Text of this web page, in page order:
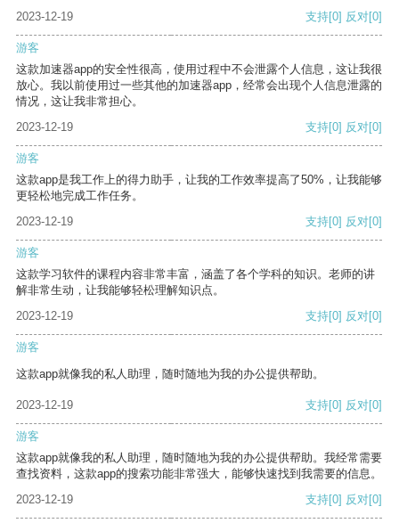
2023-12-19 支持[0] 反对[0]
游客
这款加速器app的安全性很高，使用过程中不会泄露个人信息，这让我很
放心。我以前使用过一些其他的加速器app，经常会出现个人信息泄露的
情况，这让我非常担心。
2023-12-19
支持[0] 反对[0]
游客
这款app是我工作上的得力助手，让我的工作效率提高了50%，让我能够
更轻松地完成工作任务。
2023-12-19
支持[0] 反对[0]
游客
这款学习软件的课程内容非常丰富，涵盖了各个学科的知识。老师的讲
解非常生动，让我能够轻松理解知识点。
2023-12-19
支持[0] 反对[0]
游客
这款app就像我的私人助理，随时随地为我的办公提供帮助。
2023-12-19 支持[0] 反对[0]
游客
这款app就像我的私人助理，随时随地为我的办公提供帮助。我经常需要
查找资料，这款app的搜索功能非常强大，能够快速找到我需要的信息。
2023-12-19
支持[0] 反对[0]